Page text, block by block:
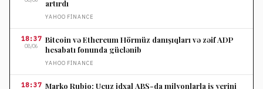
artırdı
YAHOO FINANCE
18:37
08/06
Bitcoin və Ethereum Hörmüz danışıqları və zəif ADP
hesabatı fonunda güclənib
YAHOO FINANCE
18:37 Marko Rubio: Ucuz idxal ABŞ-da milyonlarla iş yerini